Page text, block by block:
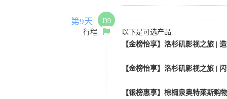
第9天
D9
行程
以下是可选产品:
【金榜怡享】洛杉矶影视之旅 |
【金榜怡享】洛杉矶影视之旅 |
【银榜惠享】棕榈泉奥特莱斯购